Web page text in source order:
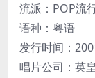
流派：POP流
语种：粤语
发行时间：
唱片公司：英